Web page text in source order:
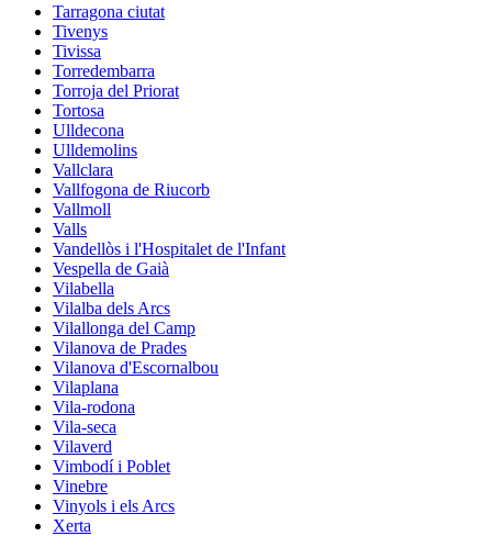
Tarragona ciutat
Tivenys
Tivissa
Torredembarra
Torroja del Priorat
Tortosa
Ulldecona
Ulldemolins
Vallclara
Vallfogona de Riucorb
Vallmoll
Valls
Vandellòs i l'Hospitalet de l'Infant
Vespella de Gaià
Vilabella
Vilalba dels Arcs
Vilallonga del Camp
Vilanova de Prades
Vilanova d'Escornalbou
Vilaplana
Vila-rodona
Vila-seca
Vilaverd
Vimbodí i Poblet
Vinebre
Vinyols i els Arcs
Xerta